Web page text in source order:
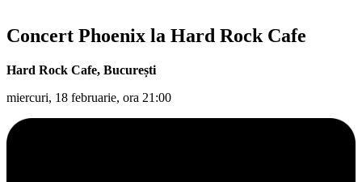
Concert Phoenix la Hard Rock Cafe
Hard Rock Cafe, București
miercuri, 18 februarie, ora 21:00